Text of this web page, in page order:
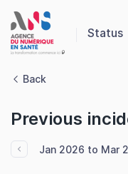
Status
Back
Previous
Jan 2026 to Mar
Panneau de gestion